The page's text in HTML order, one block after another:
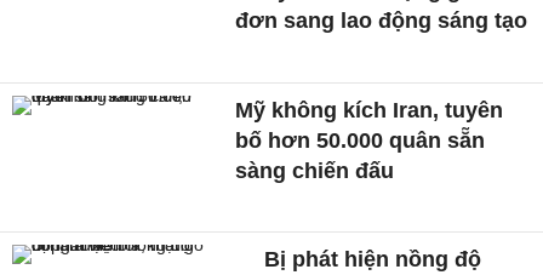
đơn sang lao động sáng tạo
Mỹ không kích Iran, tuyên
bố hơn 50.000 quân sẵn
sàng chiến đấu
Bị phát hiện nồng độ